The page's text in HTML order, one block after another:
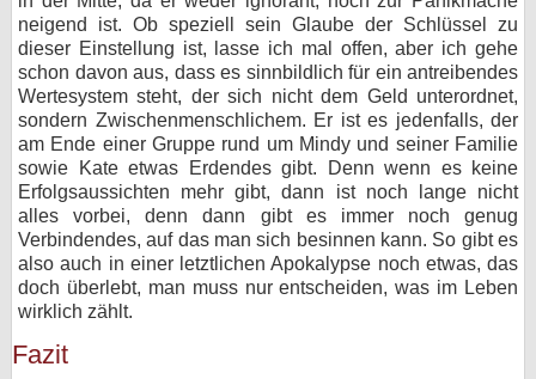
neigend ist. Ob speziell sein Glaube der Schlüssel zu
dieser Einstellung ist, lasse ich mal offen, aber ich gehe
schon davon aus, dass es sinnbildlich für ein antreibendes
Wertesystem steht, der sich nicht dem Geld unterordnet,
sondern Zwischenmenschlichem. Er ist es jedenfalls, der
am Ende einer Gruppe rund um Mindy und seiner Familie
sowie Kate etwas Erdendes gibt. Denn wenn es keine
Erfolgsaussichten mehr gibt, dann ist noch lange nicht
alles vorbei, denn dann gibt es immer noch genug
Verbindendes, auf das man sich besinnen kann. So gibt es
also auch in einer letztlichen Apokalypse noch etwas, das
doch überlebt, man muss nur entscheiden, was im Leben
wirklich zählt.
Fazit